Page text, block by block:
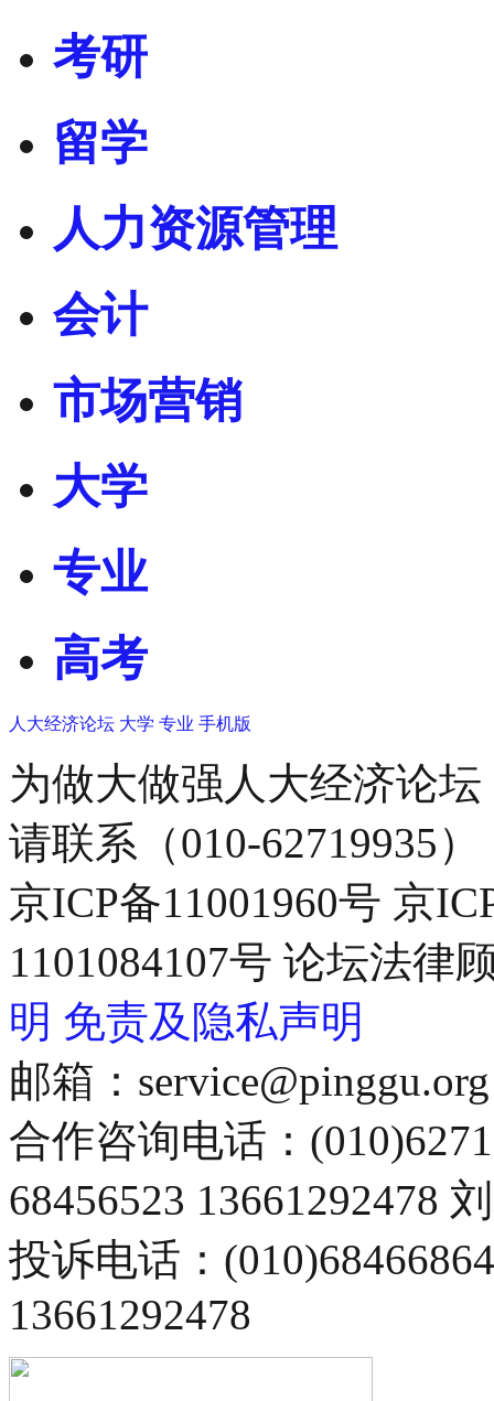
考研
留学
人力资源管理
会计
市场营销
大学
专业
高考
人大经济论坛 大学 专业 手机版
为做大做强人大经济论
请联系（010-62719935）
京ICP备11001960号 京
1101084107号 论坛法律
明 免责及隐私声明
邮箱：service@pinggu.org
合作咨询电话：
68456523 13661292478
投诉电话：
13661292478